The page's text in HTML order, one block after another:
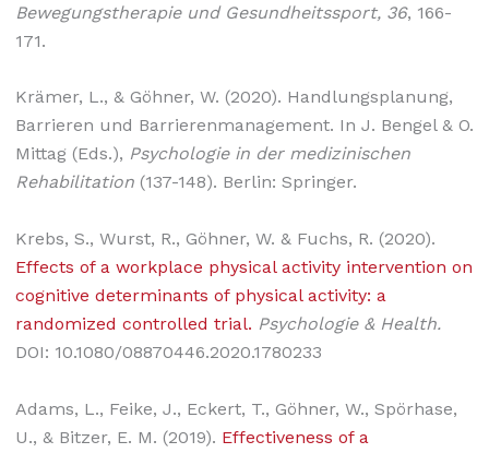
Bewegungstherapie und Gesundheitssport, 36, 166-
171.
Krämer, L., & Göhner, W. (2020). Handlungsplanung,
Barrieren und Barrierenmanagement. In J. Bengel & O.
Mittag (Eds.), Psychologie in der medizinischen
Rehabilitation (137-148). Berlin: Springer.
Krebs, S., Wurst, R., Göhner, W. & Fuchs, R. (2020).
Effects of a workplace physical activity intervention on
cognitive determinants of physical activity: a
randomized controlled trial. Psychologie & Health.
DOI: 10.1080/08870446.2020.1780233
Adams, L., Feike, J., Eckert, T., Göhner, W., Spörhase,
U., & Bitzer, E. M. (2019). Effectiveness of a